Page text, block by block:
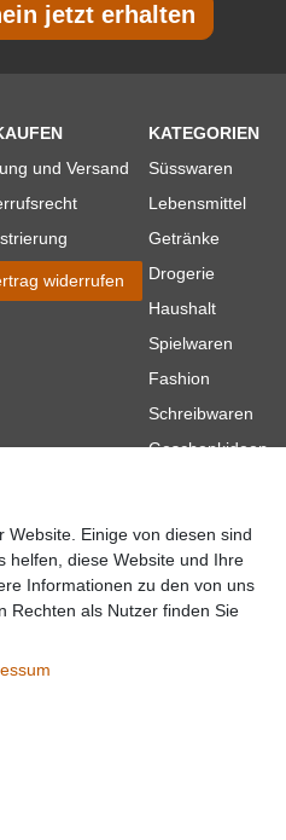
jetzt erhalten
und Versand
widerrufen
KATEGORIEN
Süsswaren
Lebensmittel
Getränke
Drogerie
Haushalt
Spielwaren
Fashion
Schreibwaren
Geschenkideen
Topmarken
WIR AKZEPTIEREN
Einige von diesen sind
helfen, diese Website und Ihre
Informationen zu den von uns
Rechten als Nutzer finden Sie